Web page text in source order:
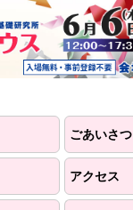
ごあいさつ
アクセス